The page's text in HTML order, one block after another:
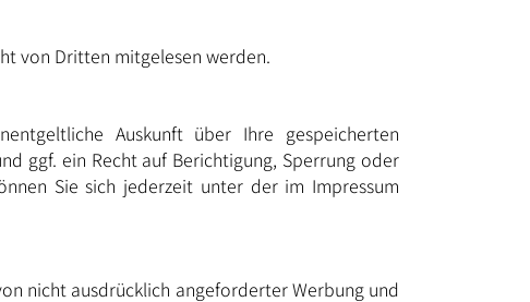
von Dritten mitgelesen werden.
Auskunft über Ihre gespeicherten
ggf. ein Recht auf Berichtigung, Sperrung oder
Sie sich jederzeit unter der im Impressum
nicht ausdrücklich angeforderter Werbung und